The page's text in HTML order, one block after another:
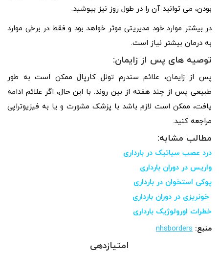
بودن، می توانید آن را در طول روز نیز بپوشید.
در بیشتر موارد خود مدیریتی موثر خواهد بود و فقط در برخی موارد
به درمان بیشتر نیاز است.
توصیه های پس از زایمان:
پس از زایمان، علائم سندرم تونل کارپال ممکن است به طور
طبیعی پس از چند هفته از بین روند. با این حال، اگر علائم ادامه
یافت، ممکن است لازم باشد با پزشک مشورت و یا به فیزیوتراپی
مراجعه کنید.
مطالب مشابه:
درد عصب سیاتیک در بارداری
واریس در دوران بارداری
پوکی استخوان در بارداری
خونریزی در دوران بارداری
خطرات اورولوژیک بارداری
منبع: nhsborders
امتیازدهی